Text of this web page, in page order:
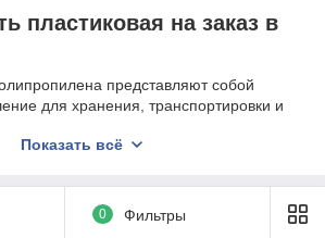
пластиковая на заказ в
представляют собой
для хранения, транспортировки и
рядом преимуществ, которые
использовании.
Показать всё
0 Фильтры